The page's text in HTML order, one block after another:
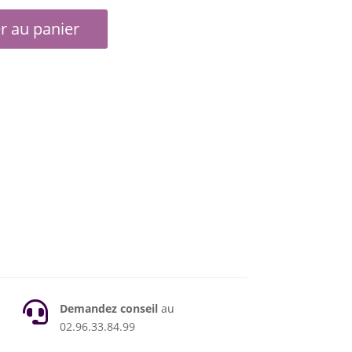
au panier
 Demandez conseil au
02.96.33.84.99